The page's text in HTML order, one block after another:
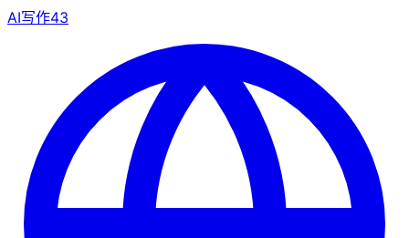
AI写作43